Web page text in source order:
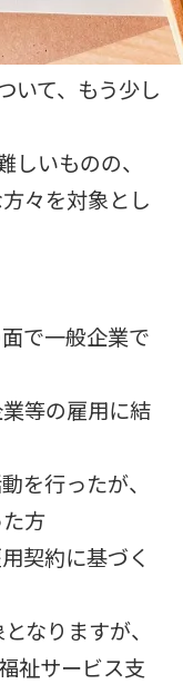
いて、もう少し
いものの、
々を対象とし
で一般企業で
等の雇用に結
を行ったが、
方
契約に基づく
なりますが、
祉サービス支